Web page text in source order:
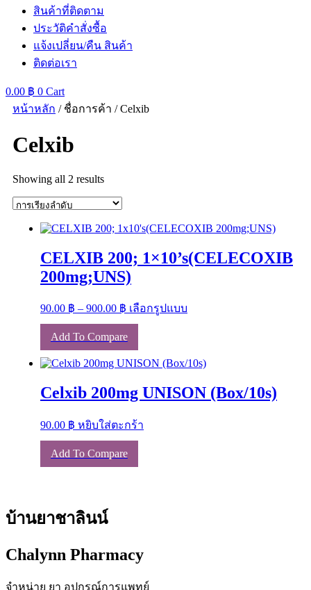
สินค้าที่ติดตาม
ประวัติคำสั่งซื้อ
แจ้งเปลี่ยน/คืน สินค้า
ติดต่อเรา
0.00 ฿ 0 Cart
หน้าหลัก / ชื่อการค้า / Celxib
Celxib
Showing all 2 results
CELXIB 200; 1×10’s(CELECOXIB
200mg;UNS)
90.00 ฿ – 900.00 ฿ Price
90.00 ฿
through
900.00 ฿
เลือกรูปแบบ
The
may
Add To Compare
Celxib 200mg UNISON (Box/10s)
90.00 ฿ หยิบใส่ตะกร้า
Add To Compare
บ้านยาชาลินน์
Chalynn Pharmacy
จำหน่าย ยา อุปกรณ์การแพทย์